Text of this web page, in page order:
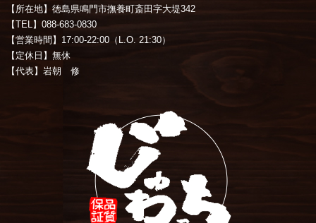
【所在地】徳島県鳴門市撫養町斎田字大堤342
【TEL】088-683-0830
【営業時間】17:00-22:00（L.O. 21:30）
【定休日】無休
【代表】岩朝 修